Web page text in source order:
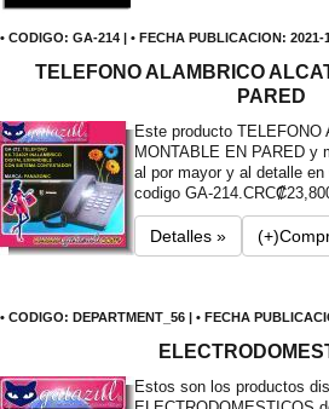
• CODIGO: GA-214 | • FECHA PUBLICACION: 2021-
TELEFONO ALAMBRICO
PARED
Este producto TELEFONO
MONTABLE EN PARED y
al por mayor y al detalle
codigo GA-214.
Detalles »
• CODIGO: DEPARTMENT_56 | • FECHA
Estos son los productos